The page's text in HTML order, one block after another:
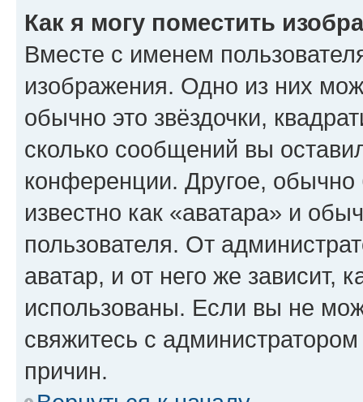
Как я могу поместить
Вместе с именем
изображения. Одно из них
обычно это звёздочки,
сколько сообщений вы
конференции. Другое,
известно как «аватара» и
пользователя. От
аватар, и от него же зависит,
использованы. Если вы не
свяжитесь с
причин.